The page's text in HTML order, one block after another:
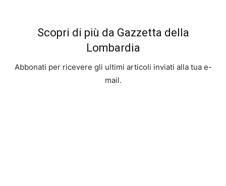
Scopri di più da Gazzetta della
Lombardia
Abbonati per ricevere gli ultimi articoli inviati alla tua e-
mail.